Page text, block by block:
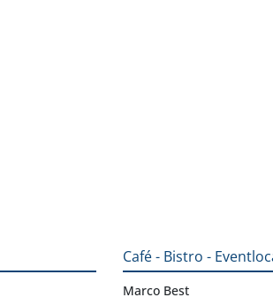
Café - Bistro -
Marco Best